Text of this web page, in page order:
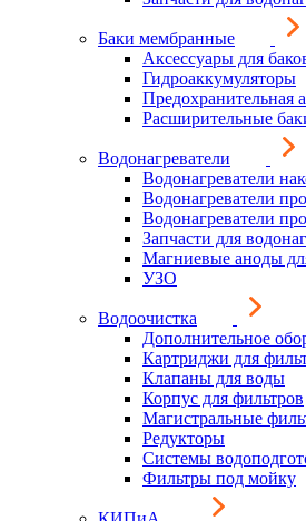
Баки мембранные
Аксессуары для
Гидроаккумуляторы
Предохранительная
Расширительные
Водонагреватели
Водонагреватели
Водонагреватели
Водонагреватели
Запчасти для
Магниевые аноды
УЗО
Водоочистка
Дополнительное
Картриджи для
Клапаны для воды
Корпус для фильтров
Магистральные
Редукторы
Системы
Фильтры под мойку